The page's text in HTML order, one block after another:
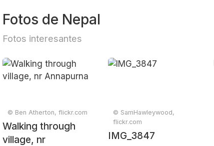
Fotos de Nepal
Fotos interesantes
© Ben Atherton, flickr.com
Walking through
village, nr
© SamHawleywood,
flickr.com
IMG_3847